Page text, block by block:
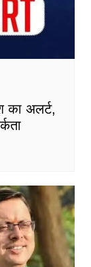
का अलर्ट,